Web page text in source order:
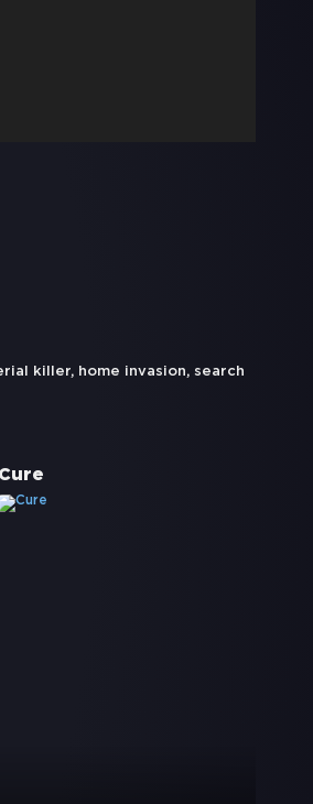
killer, home invasion, search
Cure